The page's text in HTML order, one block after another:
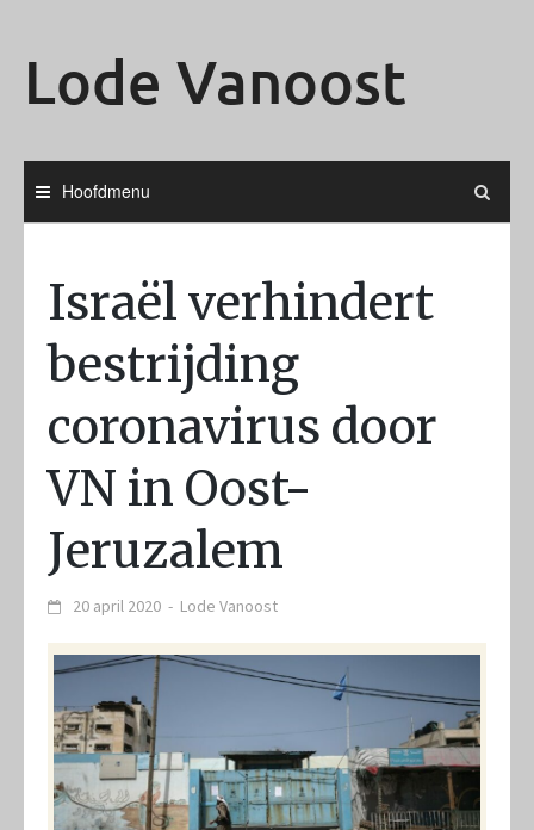
Lode Vanoost
Hoofdmenu
Israël verhindert
bestrijding
coronavirus door
VN in Oost-
Jeruzalem
20 april 2020 - Lode Vanoost